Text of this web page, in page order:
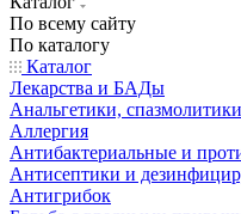
По всему сайту
По каталогу
Каталог
Лекарства и БАДы
Анальгетики, спазмолитики
Аллергия
Антибактериальные и
Антисептики и
Антигрибок